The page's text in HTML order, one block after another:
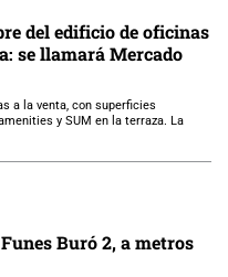
del edificio de oficinas
se llamará Mercado
a la venta, con superficies
y SUM en la terraza. La
Buró 2, a metros